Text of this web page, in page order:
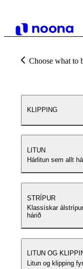
Choose what to
KLIPPING
LITUN
Hárlitun sem allt
STRÍPUR
Klassískar
hárið
LITUN OG
Litun og klipping